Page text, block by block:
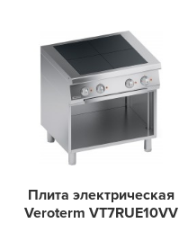
Плита электрическая
Veroterm VT7RUE10VV